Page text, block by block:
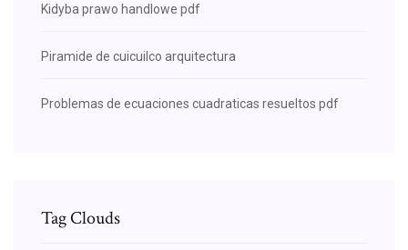
Kidyba prawo handlowe pdf
Piramide de cuicuilco arquitectura
Problemas de ecuaciones cuadraticas resueltos pdf
Tag Clouds